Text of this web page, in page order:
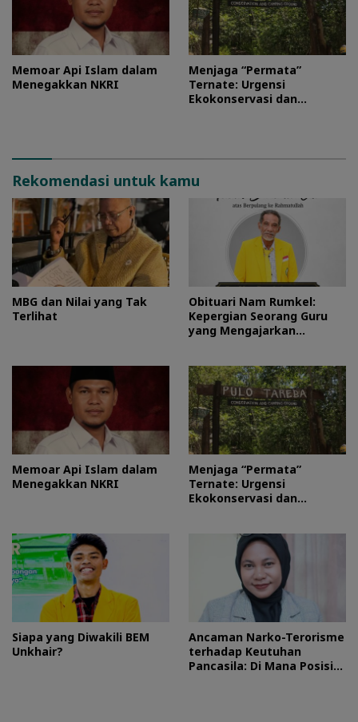
Memoar Api Islam dalam
Menegakkan NKRI
Menjaga “Permata”
Ternate: Urgensi
Ekokonservasi dan
Rekomendasi untuk kamu
MBG dan Nilai yang Tak
Terlihat
Obituari Nam Rumkel:
Kepergian Seorang Guru
yang Mengajarkan
Memoar Api Islam dalam
Menegakkan NKRI
Menjaga “Permata”
Ternate: Urgensi
Ekokonservasi dan
Siapa yang Diwakili BEM
Unkhair?
Ancaman Narko-Terorisme
terhadap Keutuhan
Pancasila: Di Mana Posisi